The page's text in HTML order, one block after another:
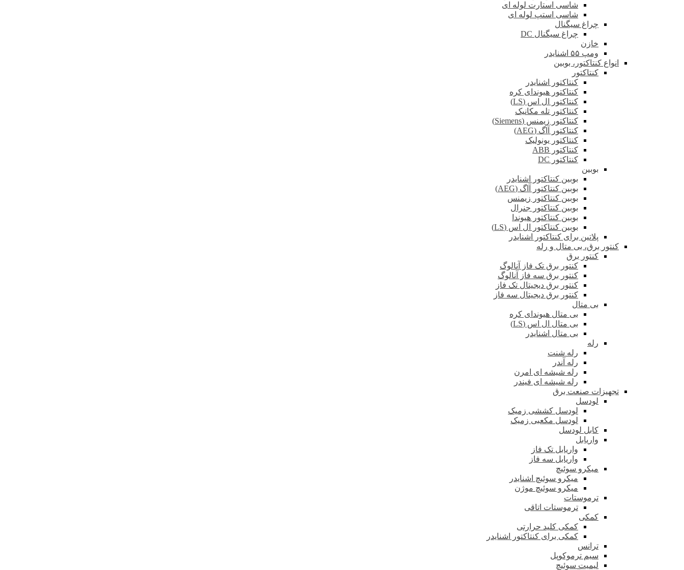
شاسی استارت لوله ای
شاسی استپ لوله ای
چراغ سیگنال
چراغ سیگنال DC
خازن
ومپ ۵۵ اشنایدر
انواع کنتاکتور، بوبین
کنتاکتور
کنتاکتور اشنایدر
کنتاکتور هیوندای کره
کنتاکتور ال اس (LS)
کنتاکتور تله مکانیک
کنتاکتور زیمنس (Siemens)
کنتاکتور آاگ (AEG)
کنتاکتور یونولیک
کنتاکتور ABB
کنتاکتور DC
بوبین
بوبین کنتاکتور اشنایدر
بوبین کنتاکتور آاگ (AEG)
بوبین کنتاکتور زیمنس
بوبین کنتاکتور جنرال
بوبین کنتاکتور هیوندا
بوبین کنتاکتور ال اس (LS)
پلاتین برای کنتاکتور اشنایدر
کنتور برق، بی متال و رله
کنتور برق
کنتور برق تک فاز آنالوگ
کنتور برق سه فاز آنالوگ
کنتور برق دیجیتال تک فاز
کنتور برق دیجیتال سه فاز
بی متال
بی متال هیوندای کره
بی متال ال اس (LS)
بی متال اشنایدر
رله
رله شنت
رله آندر
رله شیشه ای امرن
رله شیشه ای فیندر
تجهیزات صنعت برق
لودسل
لودسل کششی زمیک
لودسل مکعبی زمیک
کابل لودسل
واریابل
واریابل تک فاز
واریابل سه فاز
میکرو سوئیچ
میکرو سوئیچ اشنایدر
میکرو سوئیچ موژن
ترموستات
ترموستات اتاقی
کمکی
کمکی کلید حرارتی
کمکی برای کنتاکتور اشنایدر
ترانس
سیم ترموکوپل
لیمیت سوئیچ